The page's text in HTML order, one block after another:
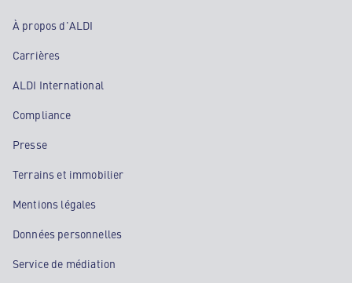
À propos d'ALDI
Carrières
ALDI International
Compliance
Presse
Terrains et immobilier
Mentions légales
Données personnelles
Service de médiation